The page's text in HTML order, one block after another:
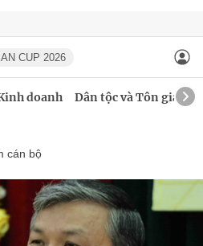
CUP 2026
doanh Dân tộc và Tôn giáo
cán bộ